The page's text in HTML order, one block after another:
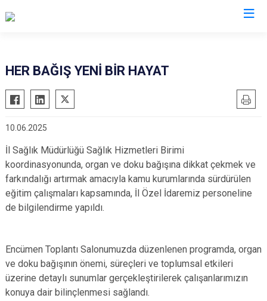
HER BAĞIŞ YENİ BİR HAYAT
10.06.2025
İl Sağlık Müdürlüğü Sağlık Hizmetleri Birimi
koordinasyonunda, organ ve doku bağışına dikkat çekmek ve
farkındalığı artırmak amacıyla kamu kurumlarında sürdürülen
eğitim çalışmaları kapsamında, İl Özel İdaremiz personeline
de bilgilendirme yapıldı.
Encümen Toplantı Salonumuzda düzenlenen programda, organ
ve doku bağışının önemi, süreçleri ve toplumsal etkileri
üzerine detaylı sunumlar gerçekleştirilerek çalışanlarımızın
konuya dair bilinçlenmesi sağlandı.